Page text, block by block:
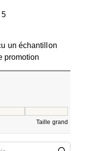
5
un échantillon
promotion
Taille grand